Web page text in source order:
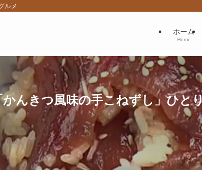
ルメ
ホーム
Home
んきつ風味の手こねずし」ひと